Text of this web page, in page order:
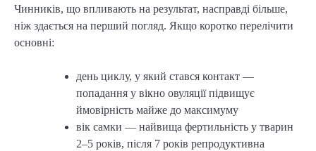
Чинників, що впливають на результат, насправді більше,
ніж здається на перший погляд. Якщо коротко перелічити
основні:
день циклу, у який стався контакт —
попадання у вікно овуляції підвищує
ймовірність майже до максимуму
вік самки — найвища фертильність у тварин
2–5 років, після 7 років репродуктивна